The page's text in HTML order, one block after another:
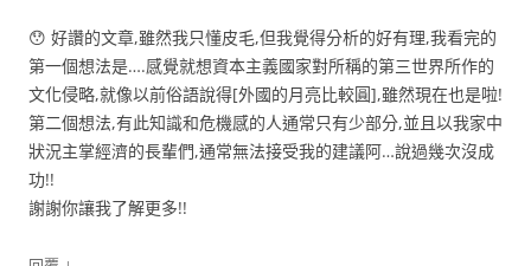
😯 好讚的文章,雖然我只懂皮毛,但我覺得分析的好有理,我看完的
第一個想法是….感覺就想資本主義國家對所稱的第三世界所作的
文化侵略,就像以前俗語說得[外國的月亮比較圓],雖然現在也是啦!
第二個想法,有此知識和危機感的人通常只有少部分,並且以我家中
狀況主掌經濟的長輩們,通常無法接受我的建議阿…說過幾次沒成
功!!
謝謝你讓我了解更多!!